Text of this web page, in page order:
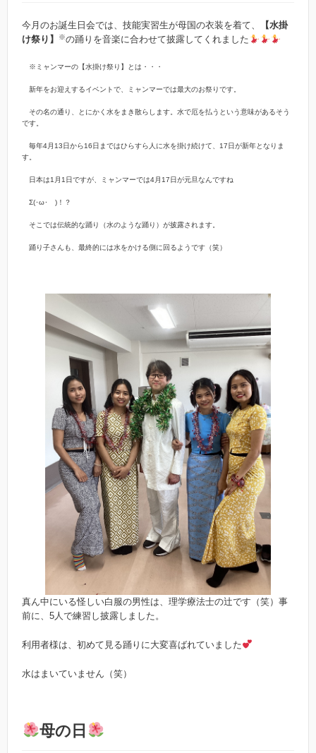
今月のお誕生日会では、技能実習生が母国の衣装を着て、
【水掛
け祭り】
※の踊りを音楽に合わせて披露してくれました
※ミャンマーの【水掛け祭り】とは・・・
新年をお迎えするイベントで、ミャンマーでは最大のお祭りです。
その名の通り、とにかく水をまき散らします。水で厄を払うという意味があるそう
です。
毎年4月13日から16日まではひらすら人に水を掛け続けて、17日が新年となりま
す。
日本は1月1日ですが、ミャンマーでは4月17日が元旦なんですね
Σ(･ω･ )！？
そこでは伝統的な踊り（水のような踊り）が披露されます。
踊り子さんも、最終的には水をかける側に回るようです（笑）
真ん中にいる怪しい白服の男性は、理学療法士の辻です（笑）事
前に、5人で練習し披露しました。
利用者様は、初めて見る踊りに大変喜ばれていました
水はまいていません（笑）
母の日